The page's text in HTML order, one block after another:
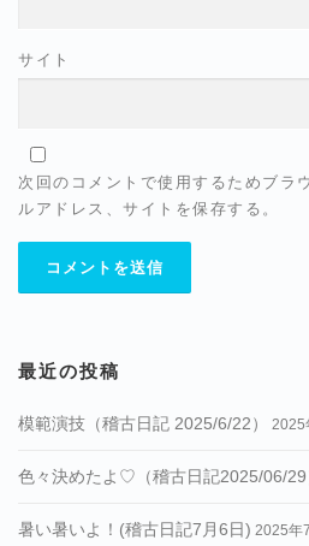
サイト
次回のコメントで使用するためブラ
ルアドレス、サイトを保存する。
最近の投稿
模範演技（稽古日記 2025/6/22） 2025
色々決めたよ♡（稽古日記2025/06/29
暑い暑いよ！(稽古日記7月6日) 2025年